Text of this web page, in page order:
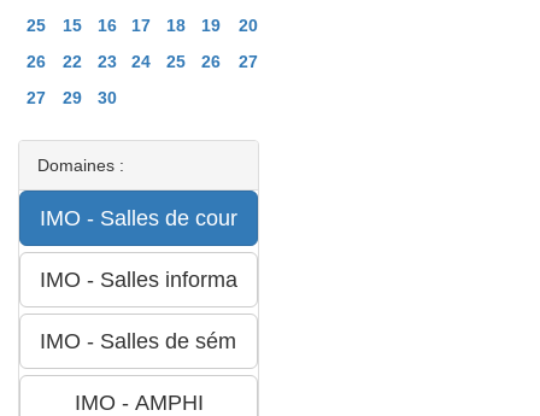
25
15 16 17 18 19
20
26
22 23 24 25 26
27
27
29 30
Domaines :